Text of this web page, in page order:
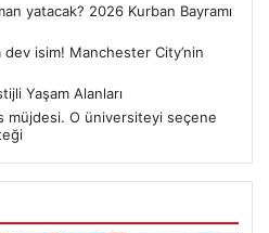
yatacak? 2026 Kurban Bayramı
dev isim! Manchester City’nin
Yaşam Alanları
müjdesi. O üniversiteyi seçene